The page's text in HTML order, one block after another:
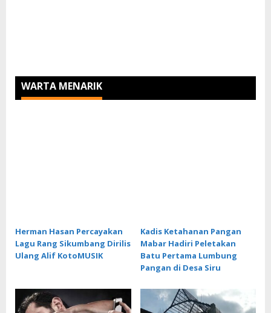
WARTA MENARIK
Herman Hasan Percayakan
Lagu Rang Sikumbang Dirilis
Ulang Alif KotoMUSIK
Kadis Ketahanan Pangan
Mabar Hadiri Peletakan
Batu Pertama Lumbung
Pangan di Desa Siru